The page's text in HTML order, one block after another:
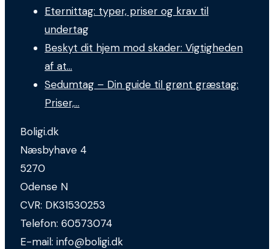
Eternittag: typer, priser og krav til
undertag
Beskyt dit hjem mod skader: Vigtigheden
af at…
Sedumtag – Din guide til grønt græstag:
Priser,…
Boligi.dk
Næsbyhave 4
5270
Odense N
CVR: DK31530253
Telefon: 60573074
E-mail: info@boligi.dk